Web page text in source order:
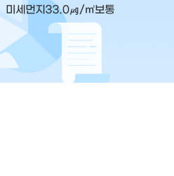
미세먼지33.0㎍/㎥보통